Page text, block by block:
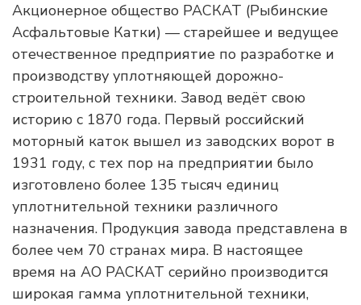
Акционерное общество РАСКАТ (Рыбинские
Асфальтовые Катки) — старейшее и ведущее
отечественное предприятие по разработке и
производству уплотняющей дорожно-
строительной техники. Завод ведёт свою
историю с 1870 года. Первый российский
моторный каток вышел из заводских ворот в
1931 году, с тех пор на предприятии было
изготовлено более 135 тысяч единиц
уплотнительной техники различного
назначения. Продукция завода представлена в
более чем 70 странах мира. В настоящее
время на АО РАСКАТ серийно производится
широкая гамма уплотнительной техники,